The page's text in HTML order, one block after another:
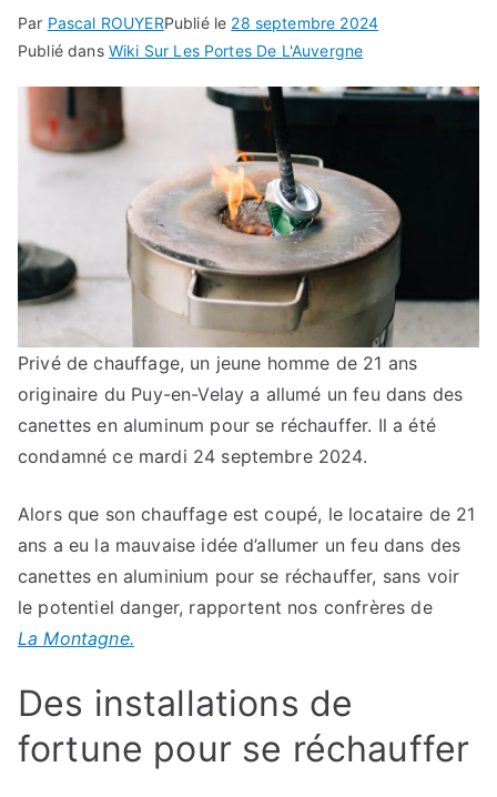
Par Pascal ROUYERPublié le 28 septembre 2024
Publié dans Wiki Sur Les Portes De L'Auvergne
Privé de chauffage, un jeune homme de 21 ans
originaire du Puy-en-Velay a allumé un feu dans des
canettes en aluminum pour se réchauffer. Il a été
condamné ce mardi 24 septembre 2024.
Alors que son chauffage est coupé, le locataire de 21
ans a eu la mauvaise idée d’allumer un feu dans des
canettes en aluminium pour se réchauffer, sans voir
le potentiel danger, rapportent nos confrères de
La Montagne.
Des installations de
fortune pour se réchauffer